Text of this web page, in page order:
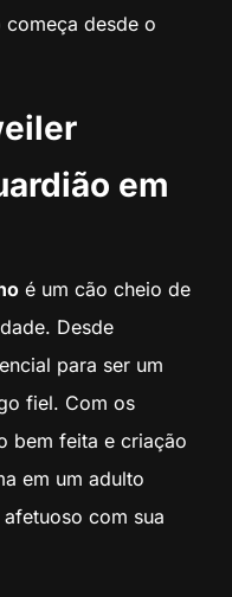
desde o
em
é um cão cheio de
Desde
para ser um
fiel. Com os
bem feita e criação
em um adulto
com sua